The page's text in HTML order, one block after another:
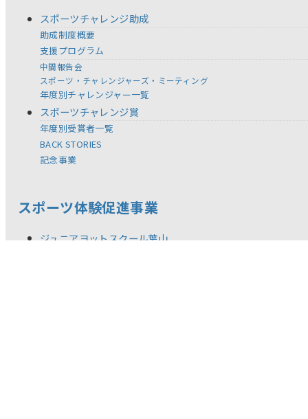
スポーツチャレンジ助成
助成制度概要
支援プログラム
中間報告会
スポーツ・チャレンジャーズ・ミーティング
年度別チャレンジャー一覧
スポーツチャレンジ賞
年度別受賞者一覧
BACK STORIES
記念事業
スポーツ体験促進事業
ジュニアヨットスクール葉山